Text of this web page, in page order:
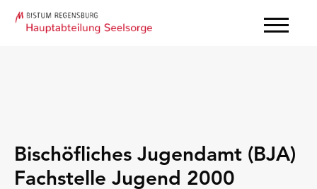
Bischöfliches Jugendamt (BJA)
Fachstelle Jugend 2000